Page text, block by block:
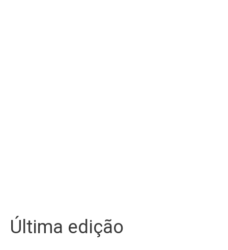
Última edição